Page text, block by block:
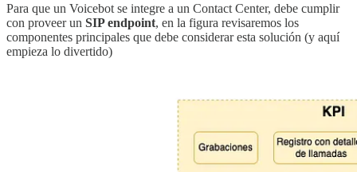
Para que un Voicebot se integre a un Contact Center, debe cumplir
con proveer un SIP endpoint, en la figura revisaremos los
componentes principales que debe considerar esta solución (y aquí
empieza lo divertido)